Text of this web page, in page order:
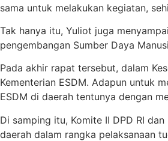
sama untuk melakukan kegiatan,
Tak hanya itu, Yuliot juga
pengembangan Sumber Daya
Pada akhir rapat tersebut, dalam
Kementerian ESDM. Adapun untuk
ESDM di daerah tentunya dengan
Di samping itu, Komite II DPD RI
daerah dalam rangka pelaksanaan